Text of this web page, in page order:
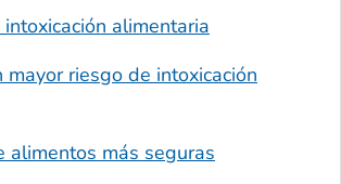
alimentaria
mayor riesgo de intoxicación
alimentos más seguras